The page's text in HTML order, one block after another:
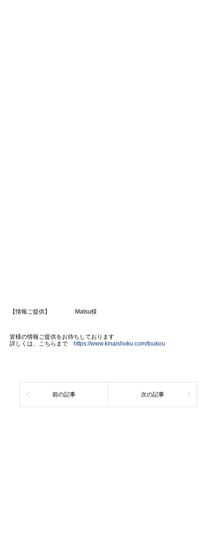
【情報ご提供】 Matsu様
皆様の情報ご提供をお待ちしております
詳しくは、こちらまで https://www.kinaishoku.com/toukou
前の記事 次の記事